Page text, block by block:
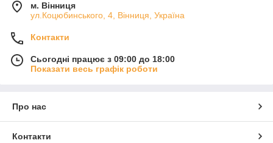
м. Вінниця
ул.Коцюбинського, 4, Вінниця, Україна
Контакти
Сьогодні працює з 09:00 до 18:00
Показати весь графік роботи
Про нас
Контакти